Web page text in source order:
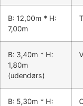
B: 12,00m * H:
7,00m
B: 3,40m * H:
1,80m
(udendørs)
B: 5,30m * H: